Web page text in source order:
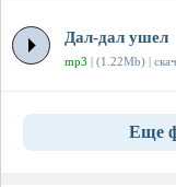
Дал-дал ушел
mp3 | (1.22Mb) |
Еще